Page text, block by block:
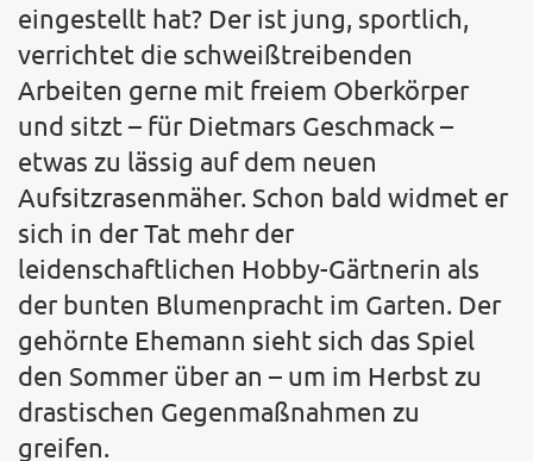
eingestellt hat? Der ist jung, sportlich,
verrichtet die schweißtreibenden
Arbeiten gerne mit freiem Oberkörper
und sitzt – für Dietmars Geschmack –
etwas zu lässig auf dem neuen
Aufsitzrasenmäher. Schon bald widmet er
sich in der Tat mehr der
leidenschaftlichen Hobby-Gärtnerin als
der bunten Blumenpracht im Garten. Der
gehörnte Ehemann sieht sich das Spiel
den Sommer über an – um im Herbst zu
drastischen Gegenmaßnahmen zu
greifen.